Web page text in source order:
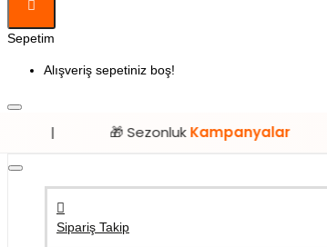
Sepetim
Alışveriş sepetiniz boş!
🎁 Sezonluk Kampanyalar |
Sipariş Takip